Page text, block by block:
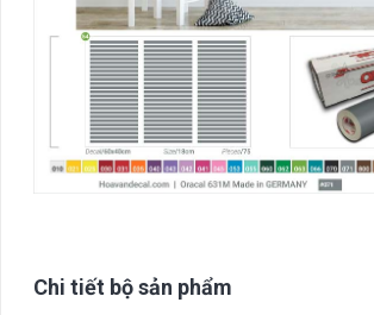
Chi tiết bộ sản phẩm